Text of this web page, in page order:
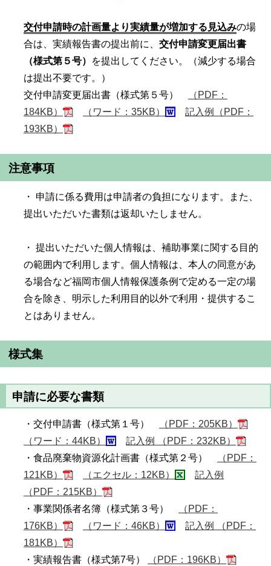
交付申請時の計画量より実績量が増加する見込みの場
合は、実績報告書の提出前に、交付申請変更届出書
（様式第５号）
を提出してください。（減少する場合
は提出不要です。）
交付申請変更届出書（様式第５号）
（PDF：
184KB）
（ワード：35KB）
記入例（PDF：
193KB）
注意事項
・ 申請に係る費用は申請者の負担になります。また、
提出いただいた書類は返却いたしません。
・ 提出いただいた個人情報は、補助事業に関する目的
の範囲内で利用します。個人情報は、本人の同意があ
る場合など福岡市個人情報保護条例で定める一定の場
合を除き、明示した利用目的以外で利用・提供するこ
とはありません。
様式集
申請に必要な書類
・交付申請書（様式第１号）
（PDF：205KB）
（ワード：44KB）
記入例 （PDF：232KB）
・食品廃棄物資源化計画書（様式第２号）
（PDF：
121KB）
（エクセル：12KB）
記入例
（PDF：215KB）
・事業関係者名簿（様式第３号）
（PDF：
176KB）
（ワード：46KB）
記入例 （PDF：
181KB）
・実績報告書（様式第7号）
（PDF：196KB）